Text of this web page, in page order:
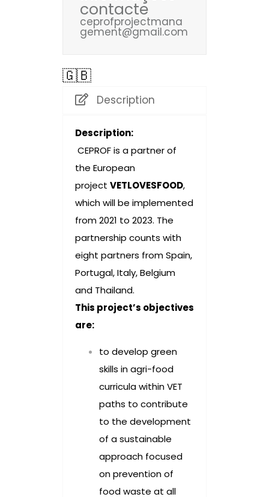
contacte
ceprofprojectmana
gement@gmail.com
🇬🇧
Description
Description:
CEPROF is a partner of
the European
project VETLOVESFOOD,
which will be implemented
from 2021 to 2023. The
partnership counts with
eight partners from Spain,
Portugal, Italy, Belgium
and Thailand.
This project’s objectives
are:
to develop green
skills in agri-food
curricula within VET
paths to contribute
to the development
of a sustainable
approach focused
on prevention of
food waste at all